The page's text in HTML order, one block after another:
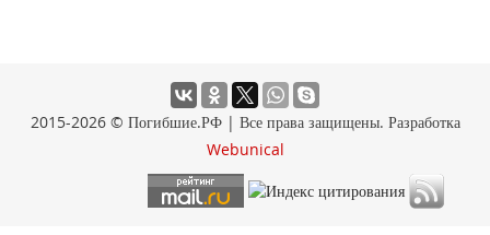
2015-2026 © Погибшие.РФ | Все права защищены. Разработка
Webunical